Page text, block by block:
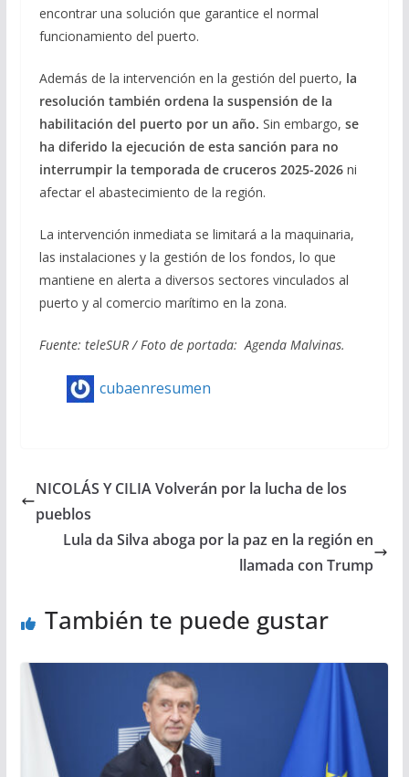
encontrar una solución que garantice el normal
funcionamiento del puerto.
Además de la intervención en la gestión del puerto, la
resolución también ordena la suspensión de la
habilitación del puerto por un año. Sin embargo, se
ha diferido la ejecución de esta sanción para no
interrumpir la temporada de cruceros 2025-2026 ni
afectar el abastecimiento de la región.
La intervención inmediata se limitará a la maquinaria,
las instalaciones y la gestión de los fondos, lo que
mantiene en alerta a diversos sectores vinculados al
puerto y al comercio marítimo en la zona.
Fuente: teleSUR / Foto de portada: Agenda Malvinas.
cubaenresumen
NICOLÁS Y CILIA Volverán por la lucha de los
pueblos
Lula da Silva aboga por la paz en la región en
llamada con Trump
También te puede gustar